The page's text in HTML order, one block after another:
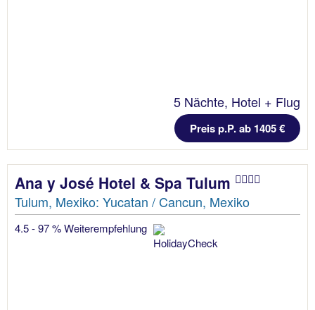
5 Nächte, Hotel + Flug
Preis p.P. ab 1405 €
Ana y José Hotel & Spa Tulum
Tulum, Mexiko: Yucatan / Cancun, Mexiko
4.5 - 97 % Weiterempfehlung